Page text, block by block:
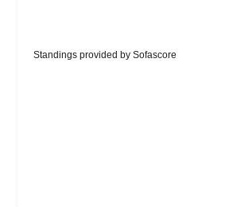
Standings provided bySofascore